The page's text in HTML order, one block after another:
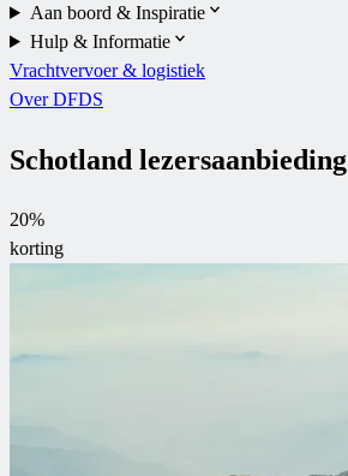
Aan boord & Inspiratie
Hulp & Informatie
Vrachtvervoer & logistiek
Over DFDS
Schotland lezersaanbieding
20%
korting